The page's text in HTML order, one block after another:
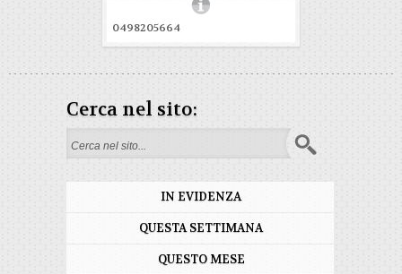
0498205664
Cerca nel sito:
Form di ricerca
IN EVIDENZA
QUESTA SETTIMANA
QUESTO MESE